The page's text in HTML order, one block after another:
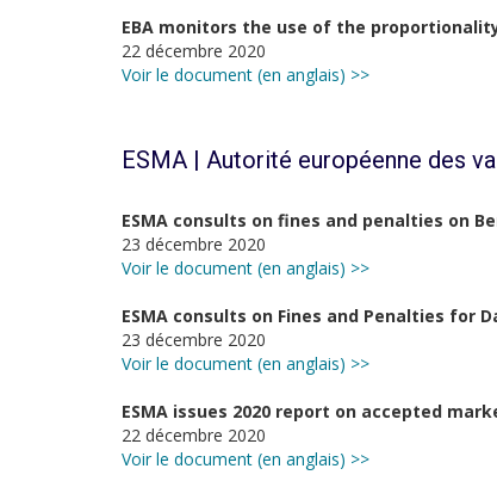
EBA monitors the use of the
22 décembre 2020
Voir le document (en anglais) >>
ESMA | Autorité européenne des
ESMA consults on fines and penalties on
23 décembre 2020
Voir le document (en anglais) >>
ESMA consults on Fines and Penalties for
23 décembre 2020
Voir le document (en anglais) >>
ESMA issues 2020 report on accepted
22 décembre 2020
Voir le document (en anglais) >>